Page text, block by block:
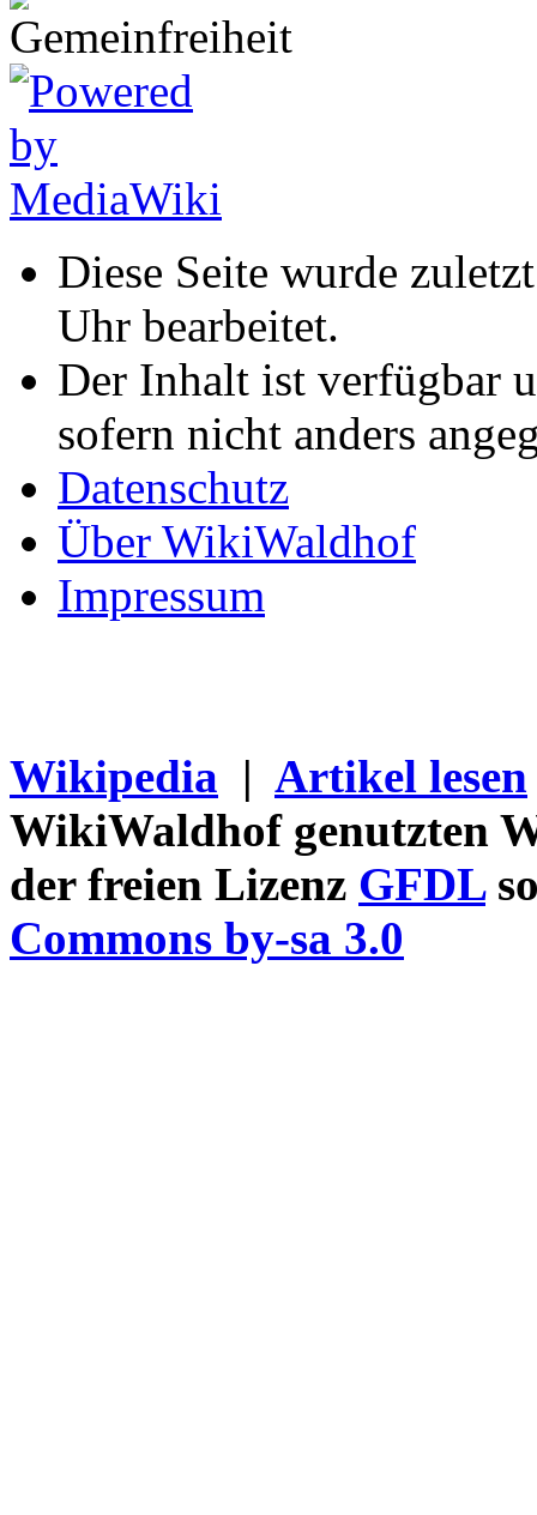
Diese Seite wurde
Uhr bearbeitet.
Der Inhalt ist verfügbar
sofern nicht anders
Datenschutz
Über WikiWaldhof
Impressum
Wikipedia | Artikel lesen
WikiWaldhof genutzten
der freien Lizenz GFDL
Commons by-sa 3.0